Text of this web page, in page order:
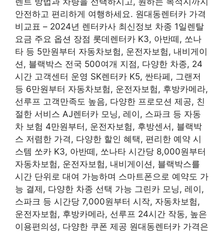
안전하고 편리하게 여행하세요. 원대동렌터카 가격
비교표 – 2024년 렌터카사 최신정보 차종 1일렌탈
요금 주요 옵션 장점 롯데렌터카 K3, 아반떼, 쏘나
타 등 5만원부터 자동차보험, 운전자보험, 내비게이
션, 블랙박스 전국 500여개 지점, 다양한 차종, 24
시간 고객센터 운영 SK렌터카 K5, 싼타페, 그랜저
등 6만원부터 자동차보험, 운전자보험, 후방카메라,
선루프 고객만족도 높음, 다양한 프로모션 제공, 친
절한 서비스 AJ렌터카 모닝, 레이, 스파크 등 자동
차 보험 4만원부터, 운전자보험, 후방센서, 블랙박
스 저렴한 가격, 다양한 할인 혜택, 편리한 예약 시
스템 쏘카 K3, 아반떼, 쏘나타 시간당 8,000원부터
자동차보험, 운전자보험, 내비게이션, 블랙박스를
시간 단위로 대여 가능하며 스마트폰으로 예약도 가
능 결제, 다양한 차종 선택 가능 그린카 모닝, 레이,
스파크 등 시간당 7,000원부터 시작, 자동차보험,
운전자보험, 후방카메라, 선루프 24시간 작동, 높은
이용편의성, 다양한 쿠폰 제공 원대동렌터카 가격은